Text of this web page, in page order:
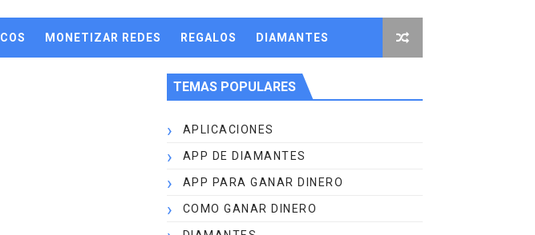
VERIFICACIÓN) 💎DIAMANTES
HUMANA) para FREE FIRE 2024💎
MONETIZAR REDES REGALOS DIAMANTES
TEMAS POPULARES
APLICACIONES
APP DE DIAMANTES
APP PARA GANAR DINERO
COMO GANAR DINERO